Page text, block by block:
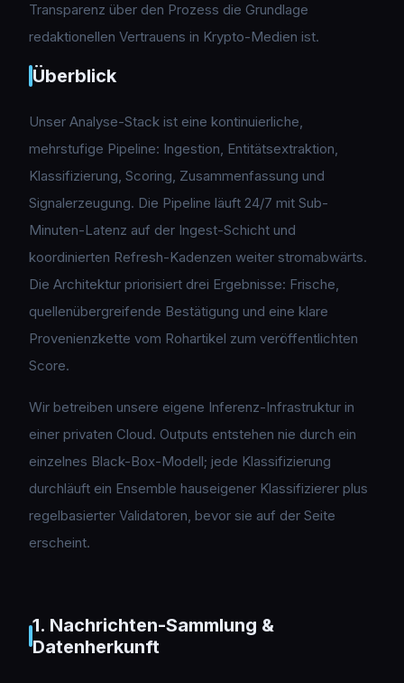
Transparenz über den Prozess die Grundlage
redaktionellen Vertrauens in Krypto-Medien ist.
Überblick
Unser Analyse-Stack ist eine kontinuierliche,
mehrstufige Pipeline: Ingestion, Entitätsextraktion,
Klassifizierung, Scoring, Zusammenfassung und
Signalerzeugung. Die Pipeline läuft 24/7 mit Sub-
Minuten-Latenz auf der Ingest-Schicht und
koordinierten Refresh-Kadenzen weiter stromabwärts.
Die Architektur priorisiert drei Ergebnisse: Frische,
quellenübergreifende Bestätigung und eine klare
Provenienzkette vom Rohartikel zum veröffentlichten
Score.
Wir betreiben unsere eigene Inferenz-Infrastruktur in
einer privaten Cloud. Outputs entstehen nie durch ein
einzelnes Black-Box-Modell; jede Klassifizierung
durchläuft ein Ensemble hauseigener Klassifizierer plus
regelbasierter Validatoren, bevor sie auf der Seite
erscheint.
1. Nachrichten-Sammlung &
Datenherkunft